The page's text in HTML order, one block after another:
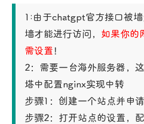
1:由于chatgpt官方接口被
墙才能进行访问， 如果你的
需设置！
2：需要一台海外服务器，
塔中配置nginx实现中转
步骤1：创建一个站点并申
步骤2：打开站点的设置，